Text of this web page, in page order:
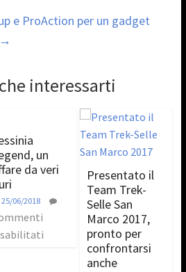
e ProAction per un gadget
→
interessarti
un
da veri
25/06/2018
Presentato il
Team Trek-
Selle San
Marco 2017,
pronto per
confrontarsi
anche